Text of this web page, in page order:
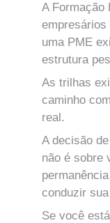
A Formação
empresários
uma PME
estrutura
As trilhas
caminho
real.
A decisão
não é sobre
conduzir
Se você